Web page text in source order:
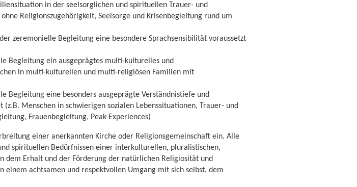
in der seelsorglichen und spirituellen Trauer- und
Religionszugehörigkeit, Seelsorge und Krisenbegleitung rund um
zeremonielle Begleitung eine besondere Sprachsensibilität voraussetzt
Begleitung ein ausgeprägtes multi-kulturelles und
in multi-kulturellen und multi-religiösen Familien mit
Begleitung eine besonders ausgeprägte Verständnistiefe und
Menschen in schwierigen sozialen Lebenssituationen, Trauer- und
Frauenbegleitung, Peak-Experiences)
einer anerkannten Kirche oder Religionsgemeinschaft ein. Alle
spirituellen Bedürfnissen einer interkulturellen, pluralistischen,
dem Erhalt und der Förderung der natürlichen Religiosität und
achtsamen und respektvollen Umgang mit sich selbst, dem